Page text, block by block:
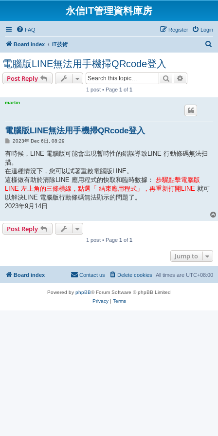
永信IT管理資料庫房
FAQ Login
Register
Board index IT技術
電腦版LINE無法用手機掃QRcode登入
Post Reply Search
1 post • Page 1 of 1
martin
電腦版LINE無法用手機掃QRcode登入
P
s
2023年 Dec 6日, 08:29
有時候，LINE 電腦版可能會出現暫時性的錯誤導致LINE 行動條碼無法扫
描。
在這種情況下，您可以試著重啟電腦版LINE。
這樣做有助於清除LINE 應用程式的快取和臨時數據： 步驟點擊電腦版
LINE 左上角的三條橫線，點選「 結束應用程式」，再重新打開LINE 就可
以解決LINE 電腦版行動條碼無法顯示的問題了。
2023年9月14日
Post Reply
1 post • Page 1 of 1
Jump to
Board index All times are UTC+08:00
Delete cookies
Contact us
Powered by phpBB® Forum Software © phpBB Limited
Privacy| Terms